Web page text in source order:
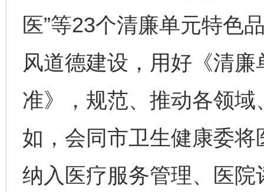
医”等23个清廉单元特色
风道德建设，用好《清
准》，规范、推动各领
如，会同市卫生健康委
纳入医疗服务管理、医